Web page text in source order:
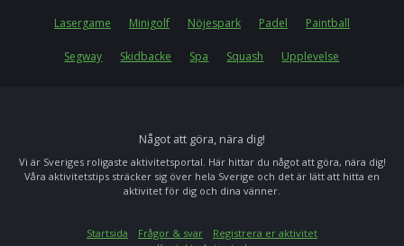
Lasergame Minigolf Nöjespark Padel Paintball
Segway Skidbacke Spa Squash Upplevelse
Något att göra, nära dig!
Vi är Sveriges roligaste aktivitetsportal. Här hittar du något att göra, nära dig!
Våra aktivitetstips sträcker sig över hela Sverige och det är lätt att hitta en
aktivitet för dig och dina vänner.
Startsida Frågor & svar
Registrera er aktivitet